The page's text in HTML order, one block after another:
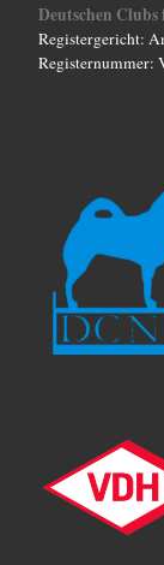
Deutschen
Registergericht:
Registernummer: